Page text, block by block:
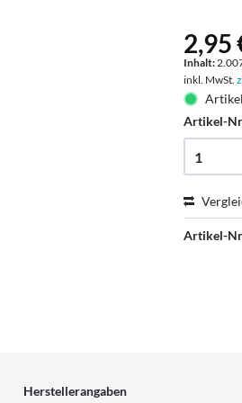
2,95
Inhalt:
inkl. MwSt.
Artikel-
Artikel-
Herstellerangaben